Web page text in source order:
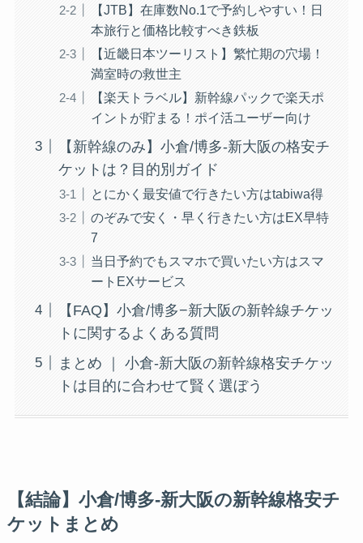
【JTB】在庫数No.1で予約しやすい！日
本旅行と価格比較すべき鉄板
【近畿日本ツーリスト】繁忙期の穴場！
満室時の救世主
【楽天トラベル】新幹線パックで楽天ポ
イントが貯まる！ポイ活ユーザー向け
【新幹線のみ】小倉/博多-新大阪の格安チ
ケットは？目的別ガイド
とにかく最安値で行きたい方はtabiwa得
のぞみで安く・早く行きたい方はEX早特
7
当日予約でもスマホで買いたい方はスマ
ートEXサービス
【FAQ】小倉/博多−新大阪の新幹線チケッ
トに関するよくある質問
まとめ ｜ 小倉-新大阪の新幹線格安チケッ
トは目的に合わせて賢く選ぼう
【結論】小倉/博多-新大阪の新幹線格安チ
ケットまとめ